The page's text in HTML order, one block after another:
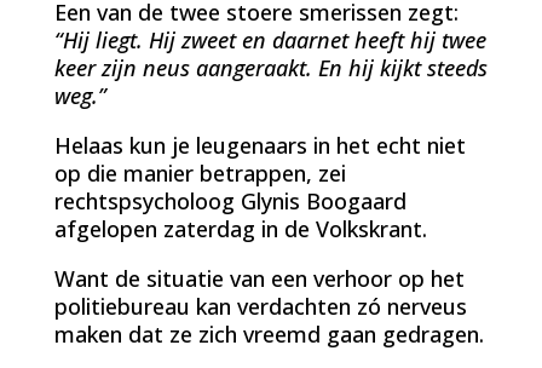
Een van de twee stoere smerissen zegt:
“Hij liegt. Hij zweet en daarnet heeft hij twee
keer zijn neus aangeraakt. En hij kijkt steeds
weg.”
Helaas kun je leugenaars in het echt niet
op die manier betrappen, zei
rechtspsycholoog Glynis Boogaard
afgelopen zaterdag in de Volkskrant.
Want de situatie van een verhoor op het
politiebureau kan verdachten zó nerveus
maken dat ze zich vreemd gaan gedragen.